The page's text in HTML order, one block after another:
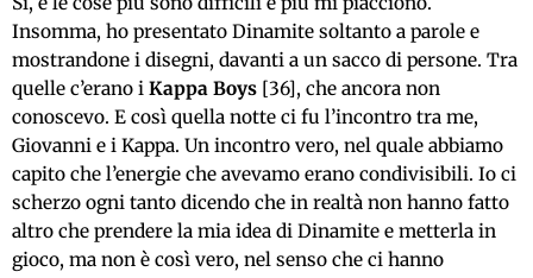
Insomma, ho presentato Dinamite soltanto a parole e
mostrandone i disegni, davanti a un sacco di persone. Tra
quelle c’erano i Kappa Boys [36], che ancora non
conoscevo. E così quella notte ci fu l’incontro tra me,
Giovanni e i Kappa. Un incontro vero, nel quale abbiamo
capito che l’energie che avevamo erano condivisibili. Io ci
scherzo ogni tanto dicendo che in realtà non hanno fatto
altro che prendere la mia idea di Dinamite e metterla in
gioco, ma non è così vero, nel senso che ci hanno